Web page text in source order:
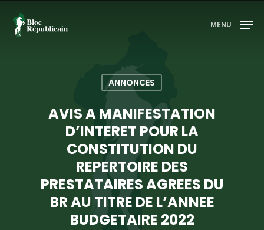
MENU
ANNONCES
AVIS A MANIFESTATION
D’INTERET POUR LA
CONSTITUTION DU
REPERTOIRE DES
PRESTATAIRES AGREES DU
BR AU TITRE DE L’ANNEE
BUDGETAIRE 2022